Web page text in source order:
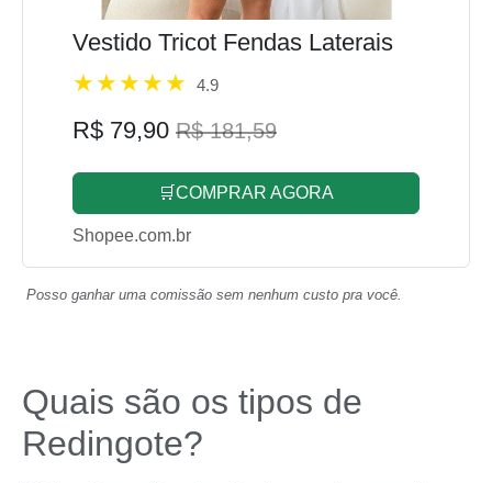
Vestido Tricot Fendas Laterais
4.9
R$ 79,90 R$ 181,59
🛒COMPRAR AGORA
Shopee.com.br
Posso ganhar uma comissão sem nenhum custo pra você.
Quais são os tipos de
Redingote?